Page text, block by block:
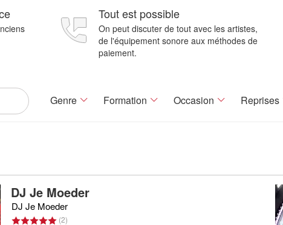
Tout est possible
On peut discuter de tout avec les artistes,
de l'équipement sonore aux méthodes de
paiement.
Genre Formation Occasion Reprises
DJ Je Moeder
DJ Je Moeder
(2)